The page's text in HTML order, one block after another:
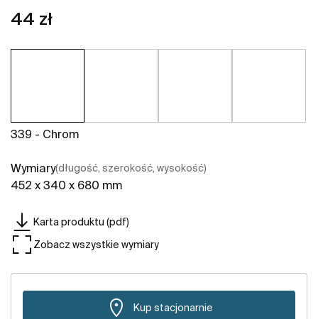
44 zł
339 - Chrom
Wymiary(długość, szerokość, wysokość)
452 x 340 x 680 mm
Karta produktu (pdf)
Zobacz wszystkie wymiary
Kup stacjonarnie